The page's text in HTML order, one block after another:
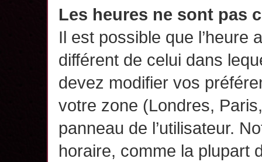
Les heures ne sont pas
Il est possible que l’heure
différent de celui dans
devez modifier vos
votre zone (Londres,
panneau de l’utilisateur.
horaire, comme la plupart